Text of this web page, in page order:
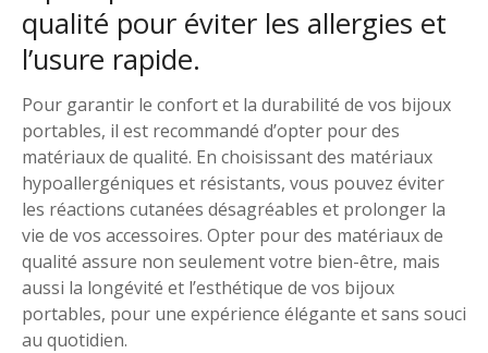
qualité pour éviter les allergies et
l’usure rapide.
Pour garantir le confort et la durabilité de vos bijoux
portables, il est recommandé d’opter pour des
matériaux de qualité. En choisissant des matériaux
hypoallergéniques et résistants, vous pouvez éviter
les réactions cutanées désagréables et prolonger la
vie de vos accessoires. Opter pour des matériaux de
qualité assure non seulement votre bien-être, mais
aussi la longévité et l’esthétique de vos bijoux
portables, pour une expérience élégante et sans souci
au quotidien.